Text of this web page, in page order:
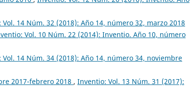
14 Núm. 32 (2018): Año 14, número 32, marzo 2018
Vol. 10 Núm. 22 (2014): Inventio. Año 10, número
14 Núm. 34 (2018): Año 14, número 34, noviembre
2017-febrero 2018 , Inventio: Vol. 13 Núm. 31 (2017):